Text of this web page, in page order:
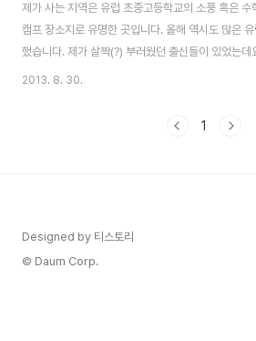
제가 사는 지역은 유럽 초중고등학교의 소풍 혹은 수
캠프 장소지로 유명한 곳입니다. 올해 역시도 많은
했습니다. 제가 살짝(?) 부러웠던 출신들이 있었는데
유럽 소녀들은 다들 하나같이 쭉쭉 빵빵하면서 예뻤
은 얼굴, 길고 얇은 팔과 다리, 빵빵한 가슴까지... 무
2013. 8. 30.
1
Designed by 티스토리
© Daum Corp.